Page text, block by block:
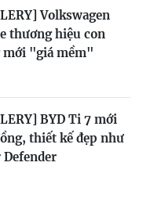
Volkswagen
thương hiệu con
mới "giá mềm"
BYD Ti 7 mới
thiết kế đẹp như
Defender